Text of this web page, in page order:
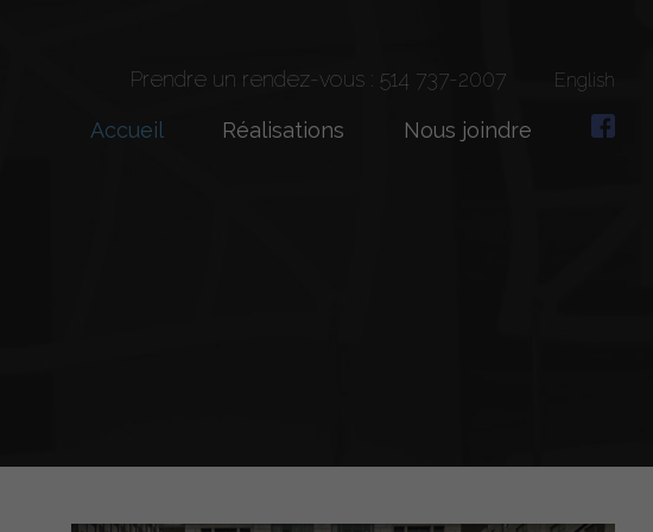
Prendre un rendez-vous : 514 737-2007 English
Accueil Réalisations Nous joindre